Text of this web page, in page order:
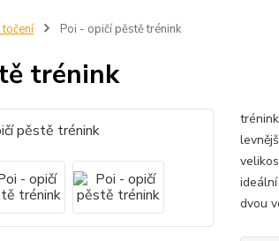
točení Poi - opičí pěstě trénink
trénink
dvou